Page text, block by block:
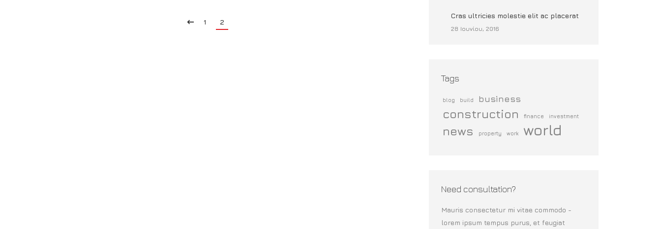
1 2
Cras ultricies molestie elit ac placerat
28 Ιουνίου, 2016
Tags
blog build business
construction finance investment
news property work world
Need consultation?
Mauris consectetur mi vitae commodo -
lorem ipsum tempus purus, et feugiat